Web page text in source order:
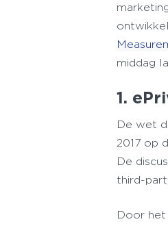
middag
1.
De wet
2017 op
De
third-
Door het